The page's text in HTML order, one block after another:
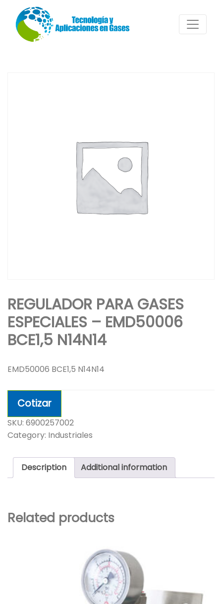
REGULADOR PARA GASES
ESPECIALES – EMD50006
BCE1,5 N14N14
EMD50006 BCE1,5 N14N14
Cotizar
SKU: 6900257002
Category: Industriales
Description Additional information
Related products